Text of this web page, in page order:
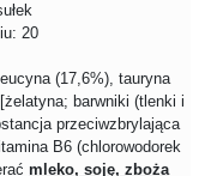
20
(17,6%), tauryna
barwniki (tlenki i
przeciwzbrylająca
B6 (chlorowodorek
mleko, soję, zboża